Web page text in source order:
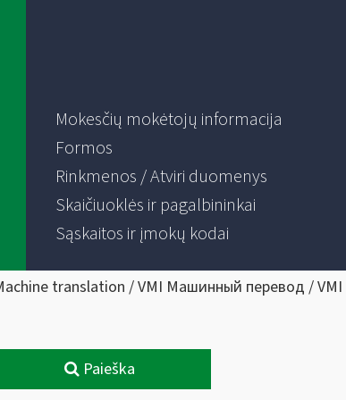
Mokesčių mokėtojų informacija
Formos
Rinkmenos / Atviri duomenys
Skaičiuoklės ir pagalbininkai
Sąskaitos ir įmokų kodai
translation / VMI Машинный перевод /
Paieška